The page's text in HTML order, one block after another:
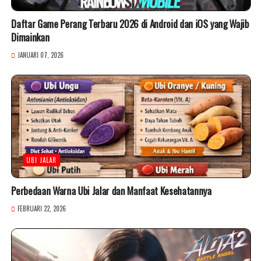
Daftar Game Perang Terbaru 2026 di Android dan iOS yang Wajib
Dimainkan
JANUARI 07, 2026
UBI JALAR
Perbedaan Warna Ubi Jalar dan Manfaat Kesehatannya
FEBRUARI 22, 2026